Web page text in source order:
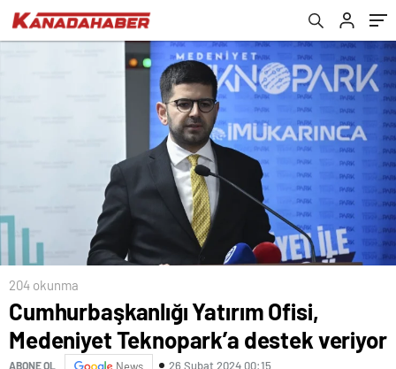
204 okunma
Cumhurbaşkanlığı Yatırım Ofisi,
Medeniyet Teknopark’a destek veriyor
ABONE OL News 26 Şubat 2024 00:15